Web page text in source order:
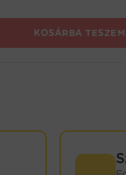
KOSÁRBA TESZEM